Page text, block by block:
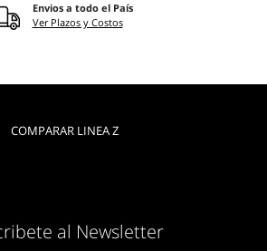
Envios a todo el País
Ver Plazos y Costos
COMPARAR LINEA Z
al Newsletter